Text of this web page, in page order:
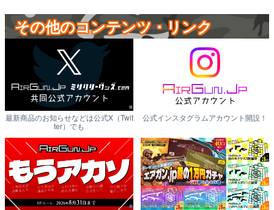
その他のコンテンツ・リンク
最新商品のお知らせなどは公式X（Twit
ter）でも
公式インスタグラムアカウント開設！